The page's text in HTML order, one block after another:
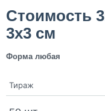
Стоимость
3х3 см
Форма любая
Тираж